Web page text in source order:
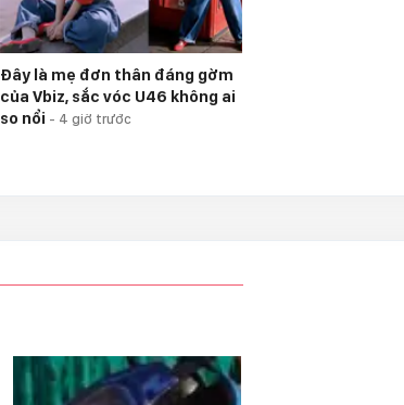
Đây là mẹ đơn thân đáng gờm
của Vbiz, sắc vóc U46 không ai
so nổi - 4 giờ trước